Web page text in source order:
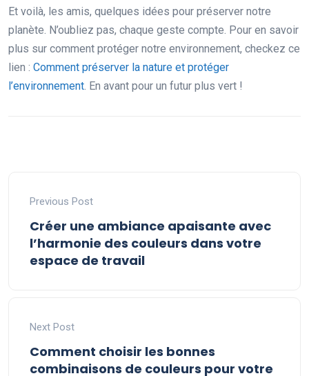
Et voilà, les amis, quelques idées pour préserver notre
planète. N’oubliez pas, chaque geste compte. Pour en savoir
plus sur comment protéger notre environnement, checkez ce
lien : Comment préserver la nature et protéger
l’environnement. En avant pour un futur plus vert !
Previous Post
Créer une ambiance apaisante avec
l’harmonie des couleurs dans votre
espace de travail
Next Post
Comment choisir les bonnes
combinaisons de couleurs pour votre